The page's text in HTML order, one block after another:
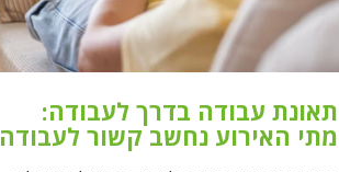
תאונת עבודה בדרך לעבודה:
מתי האירוע נחשב קשור לעבודה